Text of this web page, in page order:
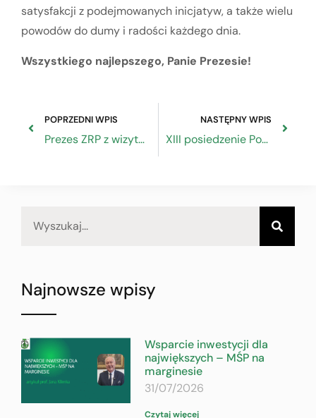
satysfakcji z podejmowanych inicjatyw, a także wielu
powodów do dumy i radości każdego dnia.
Wszystkiego najlepszego, Panie Prezesie!
POPRZEDNI WPIS
Prezes ZRP z wizytą w Bydgoszczy
NASTĘPNY WPIS
XIII posiedzenie Podkomitetu ds. Rozwoju Partnerstwa w Opolu
Najnowsze wpisy
Wsparcie inwestycji dla
największych – MŚP na
marginesie
31/07/2026
Czytaj więcej